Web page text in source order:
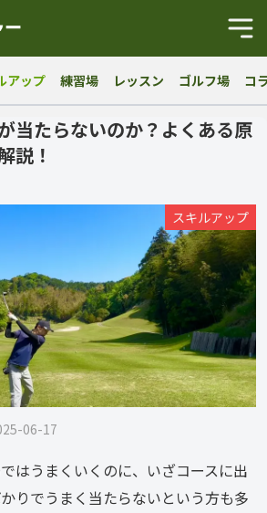
アップ 練習場 レッスン ゴルフ場 コ
当たらないのか？よくある原
説！
スキルアップ
06-17
はうまくいくのに、いざコースに出
りでうまく当たらないという方も多